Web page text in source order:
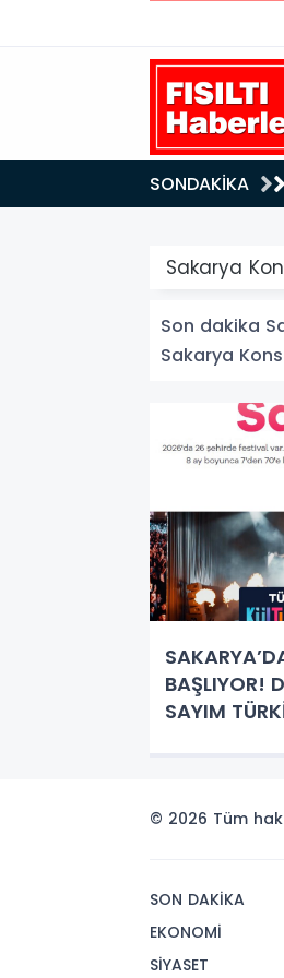
SONDAKİKA
Sakarya
Son dakika
Sakarya
BAŞLIYOR!
SAYIM
KADRO
© 2026 Tüm
SON DAKİKA
EKONOMİ
SİYASET